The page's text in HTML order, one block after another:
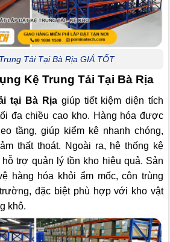
Tải Tại Bà Rịa GIÁ TỐT
Kệ Trung Tải Tại Bà Rịa
tại Bà Rịagiúp tiết kiệm diện tích
đa chiều cao kho. Hàng hóa được
tầng, giúp kiểm kê nhanh chóng,
thất thoát. Ngoài ra, hệ thống kệ
trợ quản lý tồn kho hiệu quả. Sản
hàng hóa khỏi ẩm mốc, côn trùng
đặc biệt phù hợp với kho vật
khô.